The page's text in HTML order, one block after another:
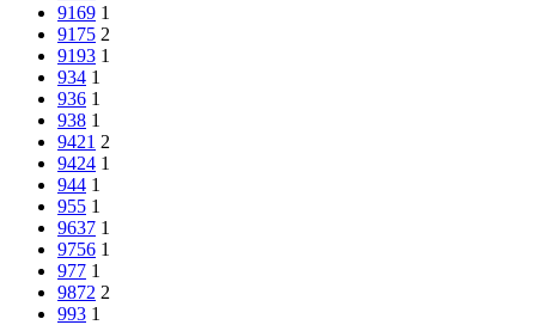
9169 1
9175 2
9193 1
934 1
936 1
938 1
9421 2
9424 1
944 1
955 1
9637 1
9756 1
977 1
9872 2
993 1